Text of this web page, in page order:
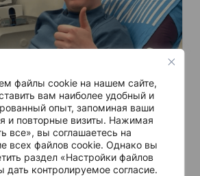
файлы cookie на нашем сайте,
вам наиболее удобный и
опыт, запоминая ваши
и повторные визиты. Нажимая
все», вы соглашаетесь на
всех файлов cookie. Однако вы
раздел «Настройки файлов
дать контролируемое согласие.
Июл 27.
В ИЗРАИЛЬ: CAR-T-
– ИСТОРИЯ